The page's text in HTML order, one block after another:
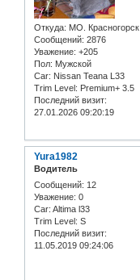
Откуда: МО. Красногорск
Сообщений: 2876
Уважение: +205
Пол: Мужской
Car: Nissan Teana L33
Trim Level: Premium+ 3.5
Последний визит:
27.01.2026 09:20:19
Yura1982
Водитель
Сообщений: 12
Уважение: 0
Car: Altima l33
Trim Level: S
Последний визит:
11.05.2019 09:24:06